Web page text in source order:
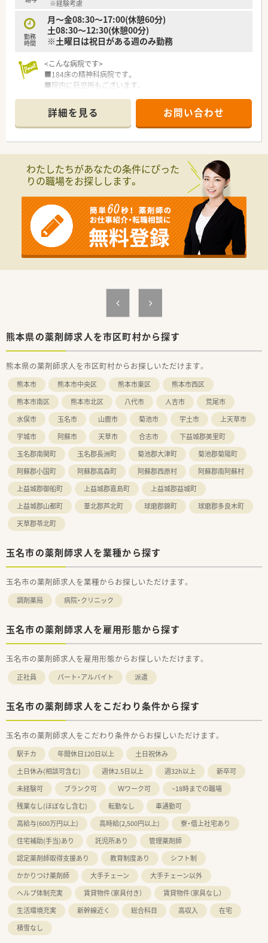
■入院患者様への調剤業務や病棟での服薬指導を中心として、多
職種カンファレンスへの参加も担当いただきます。
■外来は院内処方にて1日10名から15名程度対応しており、患者
様一人ひとりと向き合った丁寧な対応が可能です。
用し、正確かつ効率的な薬歴管理業務を行います。
※経験考慮
勤務
時間
月～金08:30～17:00(休憩60分)
土08:30～12:30(休憩00分)
※土曜日は祝日がある週のみ勤務
<こんな病院です>
■184床の精神科病院です。
■院内に託児所もございます。
＜薬剤課情報＞
■薬剤師は常時2名体制となります。
■残業はほぼ0時間です。
■病院での実務経験が豊富な方は年収600万円のご提示を受け
る可能性もございます。
■外来は院外処方です。
詳細を見る お問い合わせ
わたしたちがあなたの条件にぴった
りの職場をお探しします。
熊本県の薬剤師求人を市区町村から探す
熊本県の薬剤師求人を市区町村からお探しいただけます。
熊本市 熊本市中央区 熊本市東区
熊本市西区
熊本市南区
熊本市北区 八代市 人吉市
荒尾市
水俣市
玉名市 山鹿市 菊池市 宇土市
上天草市
宇城市
阿蘇市 天草市 合志市
下益城郡美里町
玉名郡南関町
玉名郡長洲町 菊池郡大津町
菊池郡菊陽町
阿蘇郡小国町
阿蘇郡高森町 阿蘇郡西原村
阿蘇郡南阿蘇村
上益城郡御船町
上益城郡嘉島町
上益城郡益城町
上益城郡山都町
葦北郡芦北町 球磨郡錦町
球磨郡多良木町
天草郡苓北町
玉名市の薬剤師求人を業種から探す
玉名市の薬剤師求人を業種からお探しいただけます。
調剤薬局 病院・クリニック
玉名市の薬剤師求人を雇用形態から探す
玉名市の薬剤師求人を雇用形態からお探しいただけます。
正社員 パート・アルバイト 派遣
玉名市の薬剤師求人をこだわり条件から探す
玉名市の薬剤師求人をこだわり条件からお探しいただけます。
駅チカ 年間休日120日以上
土日祝休み
土日休み(相談可含む)
週休2.5日以上 週32h以上
新卒可
未経験可
ブランク可 Ｗワーク可
~18時までの職場
残業なし(ほぼなし含む)
転勤なし
車通勤可
高給与(600万円以上)
高時給(2,500円以上)
寮・借上社宅あり
住宅補助(手当)あり
託児所あり
管理薬剤師
認定薬剤師取得支援あり
教育制度あり
シフト制
かかりつけ薬剤師
大手チェーン
大手チェーン以外
ヘルプ体制充実
賃貸物件（家具付き）
賃貸物件（家具なし）
生活環境充実
新幹線近く 総合科目 高収入
在宅
積雪なし